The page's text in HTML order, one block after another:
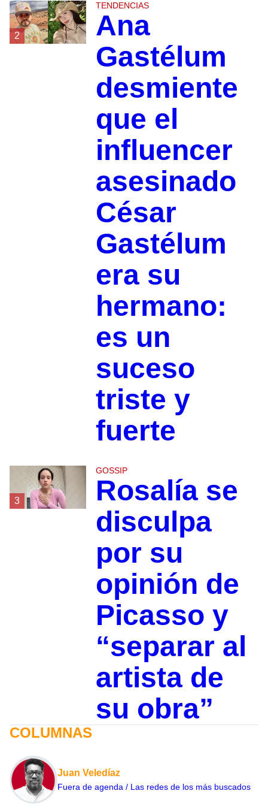
2
TENDENCIAS
Ana
Gastélum
desmiente
que el
influencer
asesinado
César
Gastélum
era su
hermano:
es un
suceso
triste y
fuerte
3
GOSSIP
Rosalía se
disculpa
por su
opinión de
Picasso y
“separar al
artista de
su obra”
COLUMNAS
Juan Veledíaz
Fuera de agenda / Las redes de los más buscados